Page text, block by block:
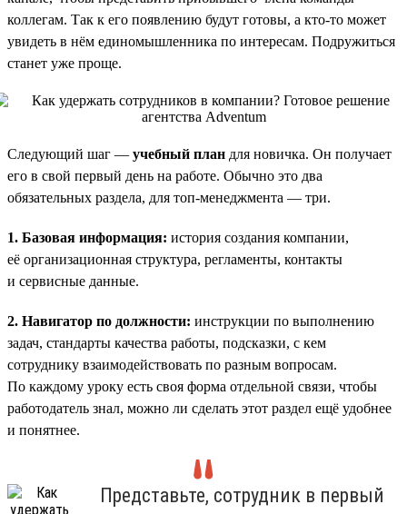
коллегам. Так к его появлению будут готовы, а кто-то может
увидеть в нём единомышленника по интересам. Подружиться
станет уже проще.
Следующий шаг — учебный план для новичка. Он получает
его в свой первый день на работе. Обычно это два
обязательных раздела, для топ-менеджмента — три.
1. Базовая информация: история создания компании,
её организационная структура, регламенты, контакты
и сервисные данные.
2. Навигатор по должности: инструкции по выполнению
задач, стандарты качества работы, подсказки, с кем
сотруднику взаимодействовать по разным вопросам.
По каждому уроку есть своя форма отдельной связи, чтобы
работодатель знал, можно ли сделать этот раздел ещё удобнее
и понятнее.
Представьте, сотрудник в первый